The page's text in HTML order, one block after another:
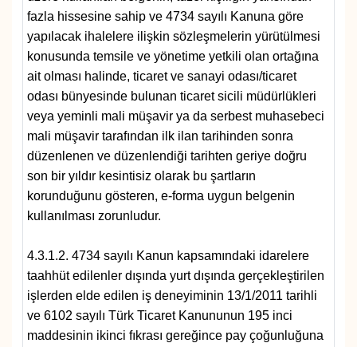
fazla hissesine sahip ve 4734 sayılı Kanuna göre
yapılacak ihalelere ilişkin sözleşmelerin yürütülmesi
konusunda temsile ve yönetime yetkili olan ortağına
ait olması halinde, ticaret ve sanayi odası/ticaret
odası bünyesinde bulunan ticaret sicili müdürlükleri
veya yeminli mali müşavir ya da serbest muhasebeci
mali müşavir tarafından ilk ilan tarihinden sonra
düzenlenen ve düzenlendiği tarihten geriye doğru
son bir yıldır kesintisiz olarak bu şartların
korunduğunu gösteren, e-forma uygun belgenin
kullanılması zorunludur.
4.3.1.2. 4734 sayılı Kanun kapsamındaki idarelere
taahhüt edilenler dışında yurt dışında gerçekleştirilen
işlerden elde edilen iş deneyiminin 13/1/2011 tarihli
ve 6102 sayılı Türk Ticaret Kanununun 195 inci
maddesinin ikinci fıkrası gereğince pay çoğunluğuna